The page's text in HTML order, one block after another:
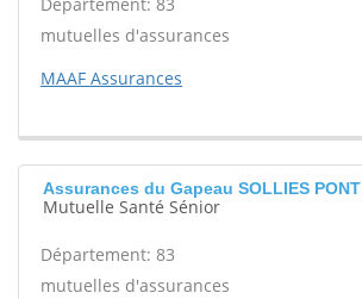
mutuelles d'assurances
MAAF Assurances
Assurances du Gapeau SOLLIES PONT
Mutuelle Santé Sénior
Département: 83
mutuelles d'assurances